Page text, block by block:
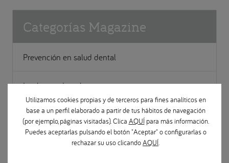
Categorías Magazine
Prevención en salud dental
Implantes dentales
Ortodoncia
Apariciones en medios
Utilizamos cookies propias y de terceros para fines analíticos en
base a un perfil elaborado a partir de tus hábitos de navegación
(por ejemplo, páginas visitadas). Clica AQUÍpara más información.
Puedes aceptarlas pulsando el botón "Aceptar" o configurarlas o
rechazar su uso clicandoAQUÍ.